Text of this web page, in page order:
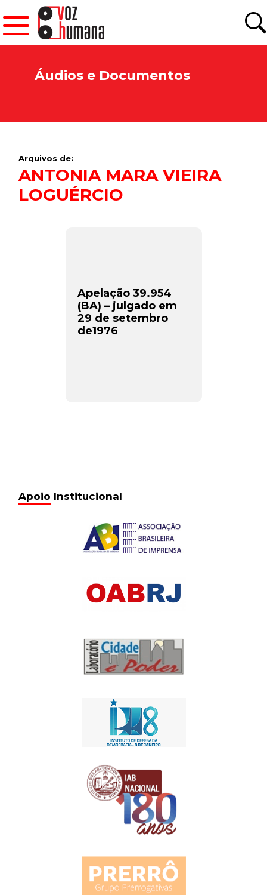
Áudios e Documentos
Arquivos de:
ANTONIA MARA VIEIRA
LOGUÉRCIO
Apelação 39.954
(BA) – julgado em
29 de setembro
de1976
Apoio Institucional